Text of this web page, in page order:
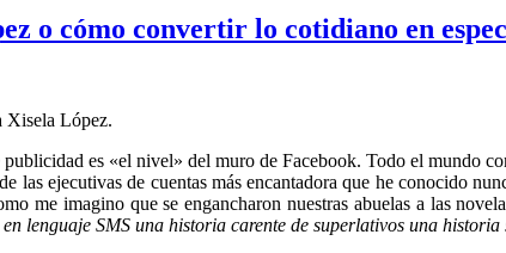
o cómo convertir lo cotidiano en
Xisela López.
es «el nivel» del muro de Facebook. Todo el mundo
las ejecutivas de cuentas más encantadora que he conocido
me imagino que se engancharon nuestras abuelas a las
lenguaje SMS una historia carente de superlativos una